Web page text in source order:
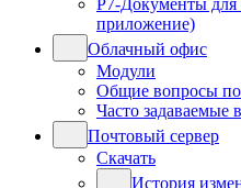
Р7-Документы
приложение)
Облачный офис
Модули
Общие вопросы
Часто задаваемые
Почтовый сервер
Скачать
История